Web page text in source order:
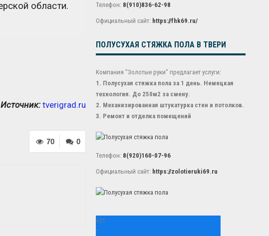
области.
Источник: tverigrad.ru
0
70
Телефон: 8(910)836-62-98
Официальный сайт: https://fhk69.ru/
ПОЛУСУХАЯ СТЯЖКА ПОЛА В ТВЕРИ
Компания "Золотые руки" предлагает услуги:
1. Полусухая стяжка пола за 1 день. Немецкая
технология. До 250м2 за смену.
2. Механизированная штукатурка стен и потолков.
3. Ремонт и отделка помещений
Телефон: 8(920)160-07-96
Официальный сайт: https://zolotieruki69.ru
+21
°